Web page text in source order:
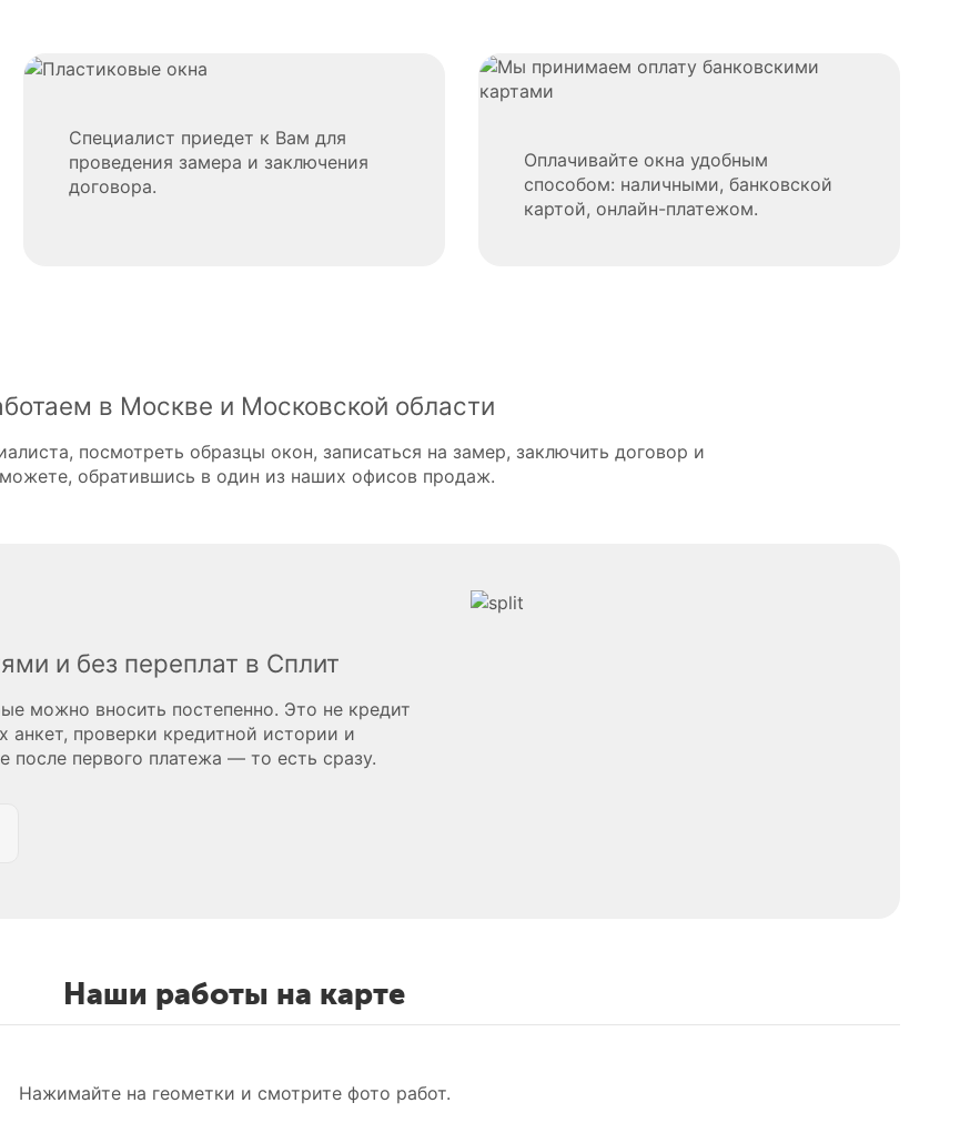
Cпециалист приедет к Вам для
проведения замера и заключения
договора.
Оплачивайте окна удобным
способом: наличными, банковской
картой, онлайн-платежом.
в Москве и Московской области
посмотреть образцы окон, записаться на замер, заключить договор и
обратившись в один из наших офисов продаж.
и без переплат в Сплит
можно вносить постепенно. Это не кредит
анкет, проверки кредитной истории и
первого платежа — то есть сразу.
Наши работы на карте
Нажимайте на геометки и смотрите фото работ.